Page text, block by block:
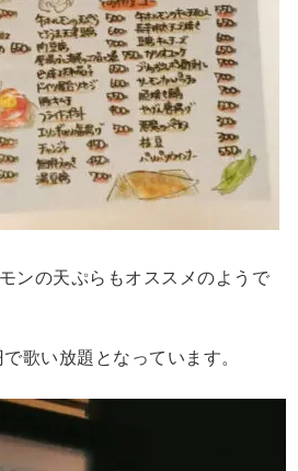
ンの天ぷらもオススメのようで
歌い放題となっています。